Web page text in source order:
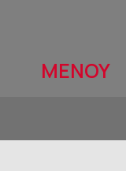
ΜΕΝΟΥ